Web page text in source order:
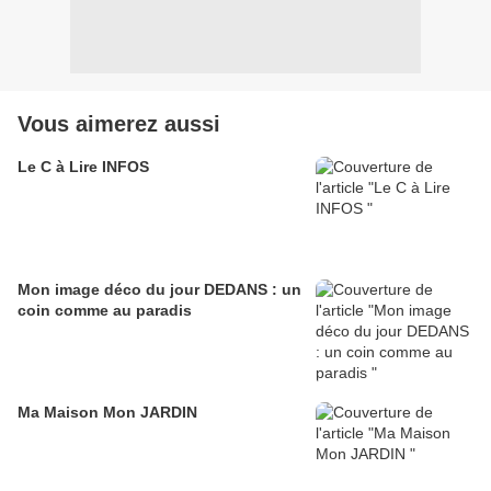
Vous aimerez aussi
Le C à Lire INFOS
Mon image déco du jour DEDANS : un
coin comme au paradis
Ma Maison Mon JARDIN